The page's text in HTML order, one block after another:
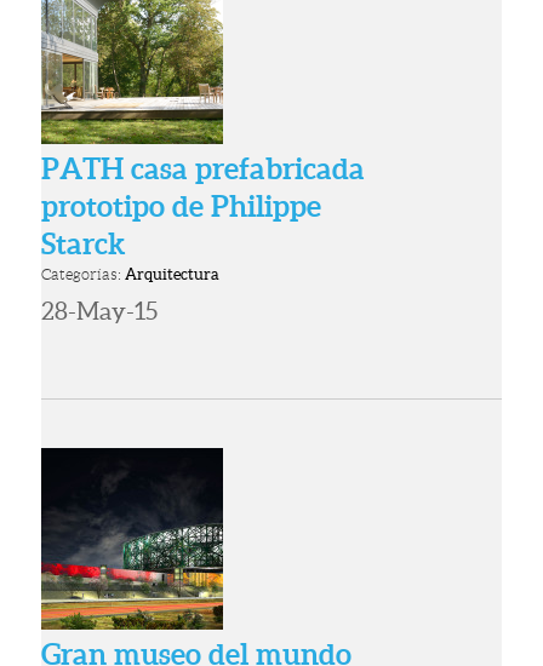
PATH casa prefabricada
prototipo de Philippe
Starck
Categorías: Arquitectura
28-May-15
Gran museo del mundo